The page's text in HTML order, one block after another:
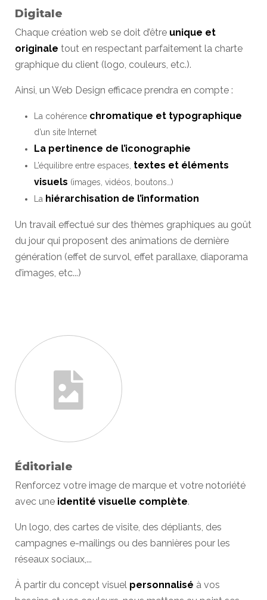
Digitale
Chaque création web se doit d’être unique et
originale tout en respectant parfaitement la charte
graphique du client (logo, couleurs, etc.).
Ainsi, un Web Design efficace prendra en compte :
La cohérence chromatique et typographique
d’un site Internet
La pertinence de l’iconographie
L’équilibre entre espaces, textes et éléments
visuels (images, vidéos, boutons…)
La hiérarchisation de l’information
Un travail effectué sur des thèmes graphiques au goût
du jour qui proposent des animations de dernière
génération (effet de survol, effet parallaxe, diaporama
d’images, etc...)
Éditoriale
Renforcez votre image de marque et votre notoriété
avec une identité visuelle complète.
Un logo, des cartes de visite, des dépliants, des
campagnes e-mailings ou des bannières pour les
réseaux sociaux,...
À partir du concept visuel personnalisé à vos